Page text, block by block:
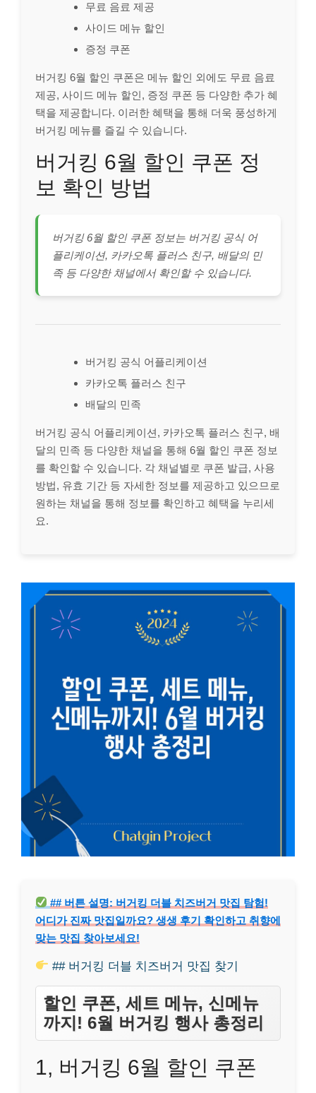
무료 음료 제공
사이드 메뉴 할인
증정 쿠폰
버거킹 6월 할인 쿠폰은 메뉴 할인 외에도 무료 음료
제공, 사이드 메뉴 할인, 증정 쿠폰 등 다양한 추가 혜
택을 제공합니다. 이러한 혜택을 통해 더욱 풍성하게
버거킹 메뉴를 즐길 수 있습니다.
버거킹 6월 할인 쿠폰 정
보 확인 방법
버거킹 6월 할인 쿠폰 정보는 버거킹 공식 어
플리케이션, 카카오톡 플러스 친구, 배달의 민
족 등 다양한 채널에서 확인할 수 있습니다.
버거킹 공식 어플리케이션
카카오톡 플러스 친구
배달의 민족
버거킹 공식 어플리케이션, 카카오톡 플러스 친구, 배
달의 민족 등 다양한 채널을 통해 6월 할인 쿠폰 정보
를 확인할 수 있습니다. 각 채널별로 쿠폰 발급, 사용
방법, 유효 기간 등 자세한 정보를 제공하고 있으므로
원하는 채널을 통해 정보를 확인하고 혜택을 누리세
요.
## 버튼 설명: 버거킹 더블 치즈버거 맛집 탐험!
어디가 진짜 맛집일까요? 생생 후기 확인하고 취향에
맞는 맛집 찾아보세요!
## 버거킹 더블 치즈버거 맛집 찾기
할인 쿠폰, 세트 메뉴, 신메뉴
까지! 6월 버거킹 행사 총정리
1, 버거킹 6월 할인 쿠폰